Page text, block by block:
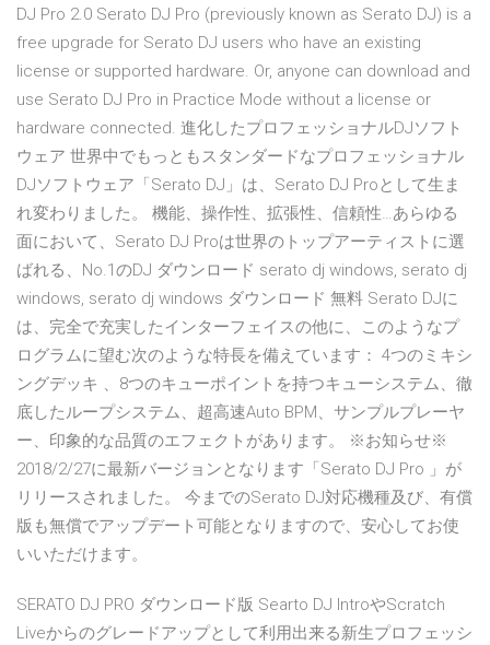
DJ Pro 2.0 Serato DJ Pro (previously known as Serato DJ) is a
free upgrade for Serato DJ users who have an existing
license or supported hardware. Or, anyone can download and
use Serato DJ Pro in Practice Mode without a license or
hardware connected. 進化したプロフェッショナルDJソフト
ウェア 世界中でもっともスタンダードなプロフェッショナル
DJソフトウェア「Serato DJ」は、Serato DJ Proとして生ま
れ変わりました。 機能、操作性、拡張性、信頼性…あらゆる
面において、Serato DJ Proは世界のトップアーティストに選
ばれる、No.1のDJ ダウンロード serato dj windows, serato dj
windows, serato dj windows ダウンロード 無料 Serato DJに
は、完全で充実したインターフェイスの他に、このようなプ
ログラムに望む次のような特長を備えています： 4つのミキシ
ングデッキ 、8つのキューポイントを持つキューシステム、徹
底したループシステム、超高速Auto BPM、サンプルプレーヤ
ー、印象的な品質のエフェクトがあります。 ※お知らせ※
2018/2/27に最新バージョンとなります「Serato DJ Pro 」が
リリースされました。 今までのSerato DJ対応機種及び、有償
版も無償でアップデート可能となりますので、安心してお使
いいただけます。
SERATO DJ PRO ダウンロード版 Searto DJ IntroやScratch
Liveからのグレードアップとして利用出来る新生プロフェッシ